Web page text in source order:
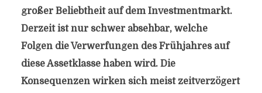
großer Beliebtheit auf dem Investmentmarkt.
Derzeit ist nur schwer absehbar, welche
Folgen die Verwerfungen des Frühjahres auf
diese Assetklasse haben wird. Die
Konsequenzen wirken sich meist zeitverzögert